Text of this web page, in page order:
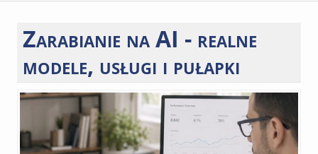
Zarabianie na AI - realne
modele, usługi i pułapki